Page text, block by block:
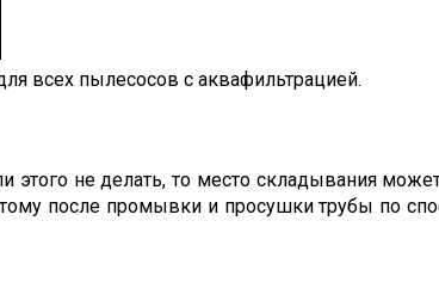
всех пылесосов с аквафильтрацией.
этого не делать, то место складывания
после промывки и просушки трубы по